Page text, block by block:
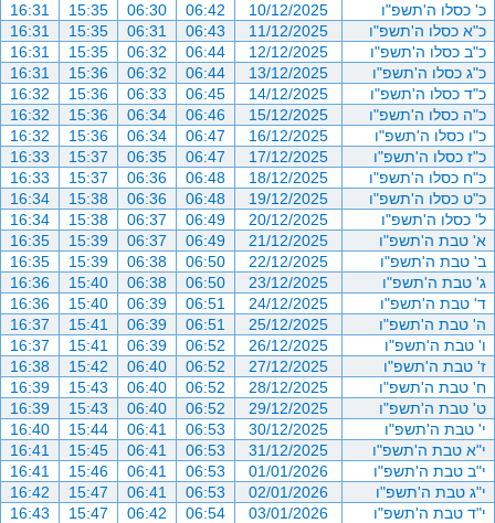
כ' כסלו ה'תשפ"ו
10/12/2025
06:42
06:30
15:35
16:31
כ"א כסלו ה'תשפ"ו
11/12/2025
06:43
06:31
15:35
16:31
כ"ב כסלו ה'תשפ"ו
12/12/2025
06:44
06:32
15:35
16:31
כ"ג כסלו ה'תשפ"ו
13/12/2025
06:44
06:32
15:36
16:31
כ"ד כסלו ה'תשפ"ו
14/12/2025
06:45
06:33
15:36
16:32
כ"ה כסלו ה'תשפ"ו
15/12/2025
06:46
06:34
15:36
16:32
כ"ו כסלו ה'תשפ"ו
16/12/2025
06:47
06:34
15:36
16:32
כ"ז כסלו ה'תשפ"ו
17/12/2025
06:47
06:35
15:37
16:33
כ"ח כסלו ה'תשפ"ו
18/12/2025
06:48
06:36
15:37
16:33
כ"ט כסלו ה'תשפ"ו
19/12/2025
06:48
06:36
15:38
16:34
ל' כסלו ה'תשפ"ו
20/12/2025
06:49
06:37
15:38
16:34
א' טבת ה'תשפ"ו
21/12/2025
06:49
06:37
15:39
16:35
ב' טבת ה'תשפ"ו
22/12/2025
06:50
06:38
15:39
16:35
ג' טבת ה'תשפ"ו
23/12/2025
06:50
06:38
15:40
16:36
ד' טבת ה'תשפ"ו
24/12/2025
06:51
06:39
15:40
16:36
ה' טבת ה'תשפ"ו
25/12/2025
06:51
06:39
15:41
16:37
ו' טבת ה'תשפ"ו
26/12/2025
06:52
06:39
15:41
16:37
ז' טבת ה'תשפ"ו
27/12/2025
06:52
06:40
15:42
16:38
ח' טבת ה'תשפ"ו
28/12/2025
06:52
06:40
15:43
16:39
ט' טבת ה'תשפ"ו
29/12/2025
06:52
06:40
15:43
16:39
י' טבת ה'תשפ"ו
30/12/2025
06:53
06:41
15:44
16:40
י"א טבת ה'תשפ"ו
31/12/2025
06:53
06:41
15:45
16:41
י"ב טבת ה'תשפ"ו
01/01/2026
06:53
06:41
15:46
16:41
י"ג טבת ה'תשפ"ו
02/01/2026
06:53
06:41
15:47
16:42
י"ד טבת ה'תשפ"ו
03/01/2026
06:54
06:42
15:47
16:43